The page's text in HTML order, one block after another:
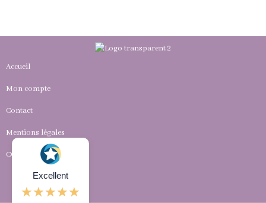
Accueil
Mon compte
Contact
Mentions légales
CGV
Excellent